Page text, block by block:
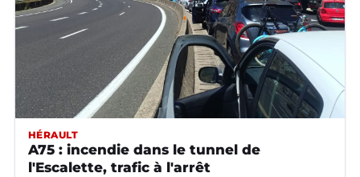
HÉRAULT
A75 : incendie dans le tunnel de
l'Escalette, trafic à l'arrêt